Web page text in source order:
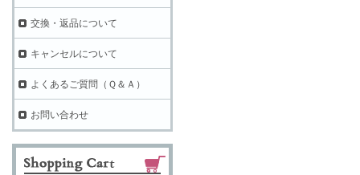
交換・返品について
キャンセルについて
よくあるご質問（Ｑ＆Ａ）
お問い合わせ